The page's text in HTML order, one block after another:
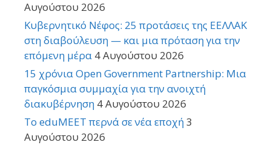
Αυγούστου 2026
Κυβερνητικό Νέφος: 25 προτάσεις της ΕΕΛΛΑΚ
στη διαβούλευση — και μια πρόταση για την
επόμενη μέρα 4 Αυγούστου 2026
15 χρόνια Open Government Partnership: Μια
παγκόσμια συμμαχία για την ανοιχτή
διακυβέρνηση 4 Αυγούστου 2026
Το eduMEET περνά σε νέα εποχή3
Αυγούστου 2026